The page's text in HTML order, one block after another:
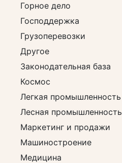
Горное дело
Господдержка
Грузоперевозки
Другое
Законодательная база
Космос
Легкая промышленность
Лесная промышленность
Маркетинг и продажи
Машиностроение
Медицина